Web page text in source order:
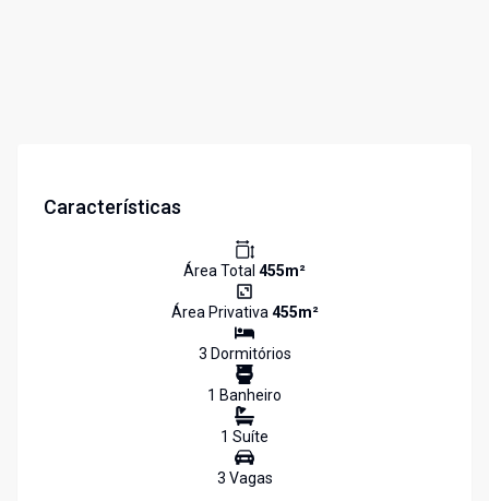
Características
Área Total 455m²
Área Privativa455m²
3 Dormitórios
1 Banheiro
1 Suíte
3 Vagas